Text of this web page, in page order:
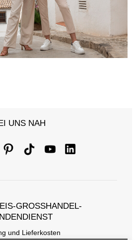
UNS NAH
GROSSHANDEL-K
und Lieferkosten